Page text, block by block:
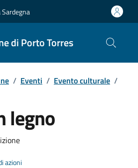
di Porto Torres
/ Eventi / Evento culturale /
legno
azioni